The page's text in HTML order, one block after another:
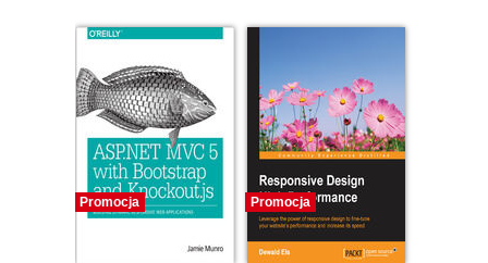
Promocja Promocja